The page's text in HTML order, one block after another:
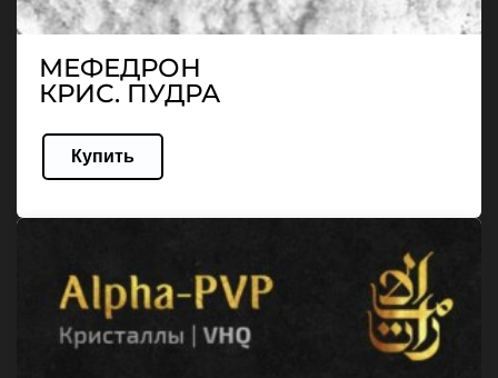
МЕФЕДРОН
КРИС. ПУДРА
Купить